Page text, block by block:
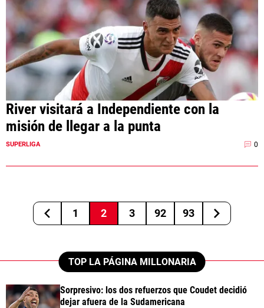
River visitará a Independiente con la
misión de llegar a la punta
SUPERLIGA 0
1 2 3 92 93
TOP LA PÁGINA MILLONARIA
Sorpresivo: los dos refuerzos que Coudet decidió
dejar afuera de la Sudamericana